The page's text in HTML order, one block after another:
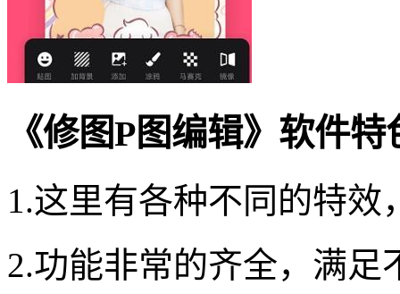
《修图P图编辑》软件特
1.这里有各种不同的特
2.功能非常的齐全，满足